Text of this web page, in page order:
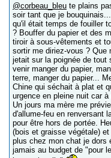
@corbeau_bleu te plains
soir tant que je
qu'il était temps de fouiller
? Bouffer du papier et des
tiroir à sous-vêtements et
sortir me diriez-vous ?
jetait sur la poignée de tout
venir manger du papier,
terre, manger du papier...
Chine qui séchait à plat et
urgence en pleine nuit car à
Un jours ma mère me
d'allume-feu en renversant
pour être hors de portée.
(bois et graisse végétale)
plus chez mon chat je dors
jamais au budget de "pour